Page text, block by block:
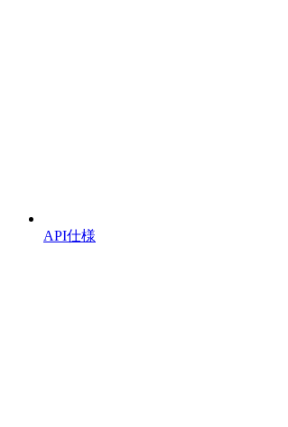
API仕様